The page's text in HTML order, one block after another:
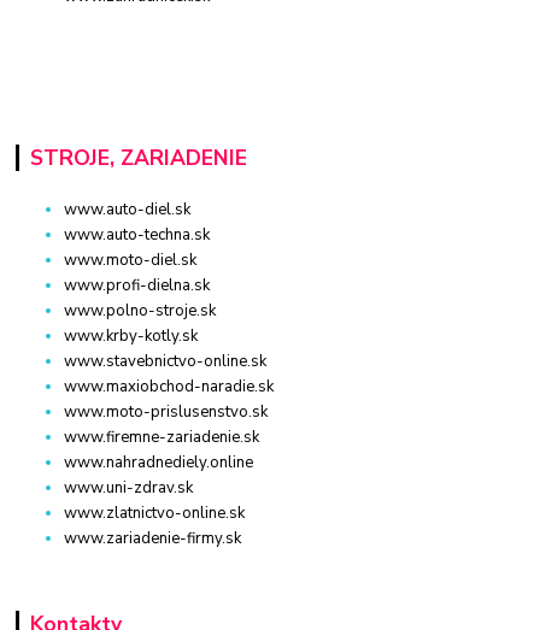
STROJE, ZARIADENIE
www.auto-diel.sk
www.auto-techna.sk
www.moto-diel.sk
www.profi-dielna.sk
www.polno-stroje.sk
www.krby-kotly.sk
www.stavebnictvo-online.sk
www.maxiobchod-naradie.sk
www.moto-prislusenstvo.sk
www.firemne-zariadenie.sk
www.nahradnediely.online
www.uni-zdrav.sk
www.zlatnictvo-online.sk
www.zariadenie-firmy.sk
Kontakty